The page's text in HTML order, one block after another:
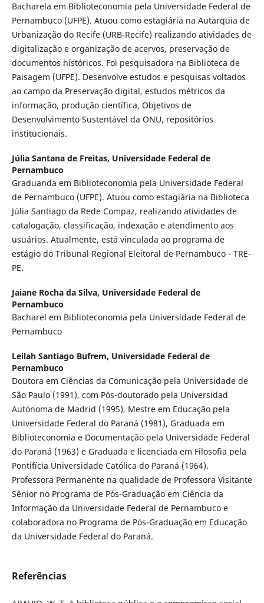
Bacharela em Biblioteconomia pela Universidade Federal de
Pernambuco (UFPE). Atuou como estagiária na Autarquia de
Urbanização do Recife (URB-Recife) realizando atividades de
digitalização e organização de acervos, preservação de
documentos históricos. Foi pesquisadora na Biblioteca de
Paisagem (UFPE). Desenvolve estudos e pesquisas voltados
ao campo da Preservação digital, estudos métricos da
informação, produção científica, Objetivos de
Desenvolvimento Sustentável da ONU, repositórios
institucionais.
Júlia Santana de Freitas, Universidade Federal de
Pernambuco
Graduanda em Biblioteconomia pela Universidade Federal
de Pernambuco (UFPE). Atuou como estagiária na Biblioteca
Júlia Santiago da Rede Compaz, realizando atividades de
catalogação, classificação, indexação e atendimento aos
usuários. Atualmente, está vinculada ao programa de
estágio do Tribunal Regional Eleitoral de Pernambuco - TRE-
PE.
Jaiane Rocha da Silva, Universidade Federal de
Pernambuco
Bacharel em Biblioteconomia pela Universidade Federal de
Pernambuco
Leilah Santiago Bufrem, Universidade Federal de
Pernambuco
Doutora em Ciências da Comunicação pela Universidade de
São Paulo (1991), com Pós-doutorado pela Universidad
Autónoma de Madrid (1995), Mestre em Educação pela
Universidade Federal do Paraná (1981), Graduada em
Biblioteconomia e Documentação pela Universidade Federal
do Paraná (1963) e Graduada e licenciada em Filosofia pela
Pontifícia Universidade Católica do Paraná (1964).
Professora Permanente na qualidade de Professora Visitante
Sênior no Programa de Pós-Graduação em Ciência da
Informação da Universidade Federal de Pernambuco e
colaboradora no Programa de Pós-Graduação em Educação
da Universidade Federal do Paraná.
Referências